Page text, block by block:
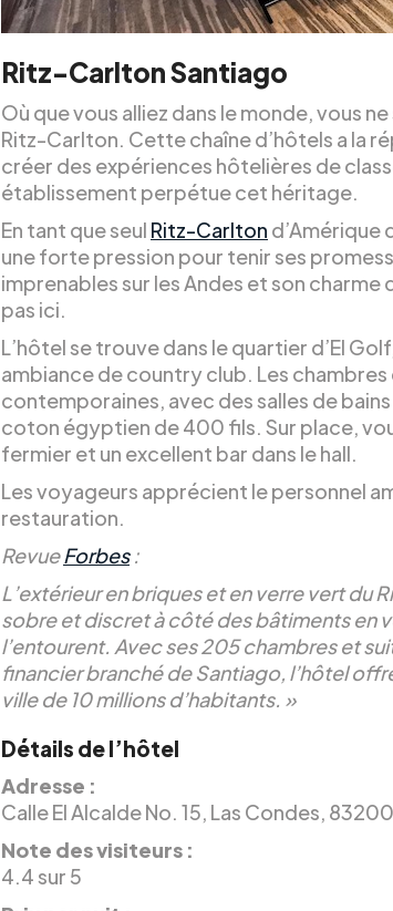
Ritz-Carlton Santiago
Où que vous alliez dans le monde, vous
Ritz-Carlton. Cette chaîne d’hôtels a la
créer des expériences hôtelières de
établissement perpétue cet héritage.
En tant que seul Ritz-Carlton d’Amérique
une forte pression pour tenir ses
imprenables sur les Andes et son charme
pas ici.
L’hôtel se trouve dans le quartier d’El
ambiance de country club. Les chambres
contemporaines, avec des salles de
coton égyptien de 400 fils. Sur place,
fermier et un excellent bar dans le hall.
Les voyageurs apprécient le personnel
restauration.
RevueForbes:
L’extérieur en briques et en verre vert du
sobre et discret à côté des bâtiments en
l’entourent. Avec ses 205 chambres et
financier branché de Santiago, l’hôtel
ville de 10 millions d’habitants. »
Détails de l’hôtel
Adresse :
Calle El Alcalde No. 15, Las Condes,
Note des visiteurs :
4.4 sur 5